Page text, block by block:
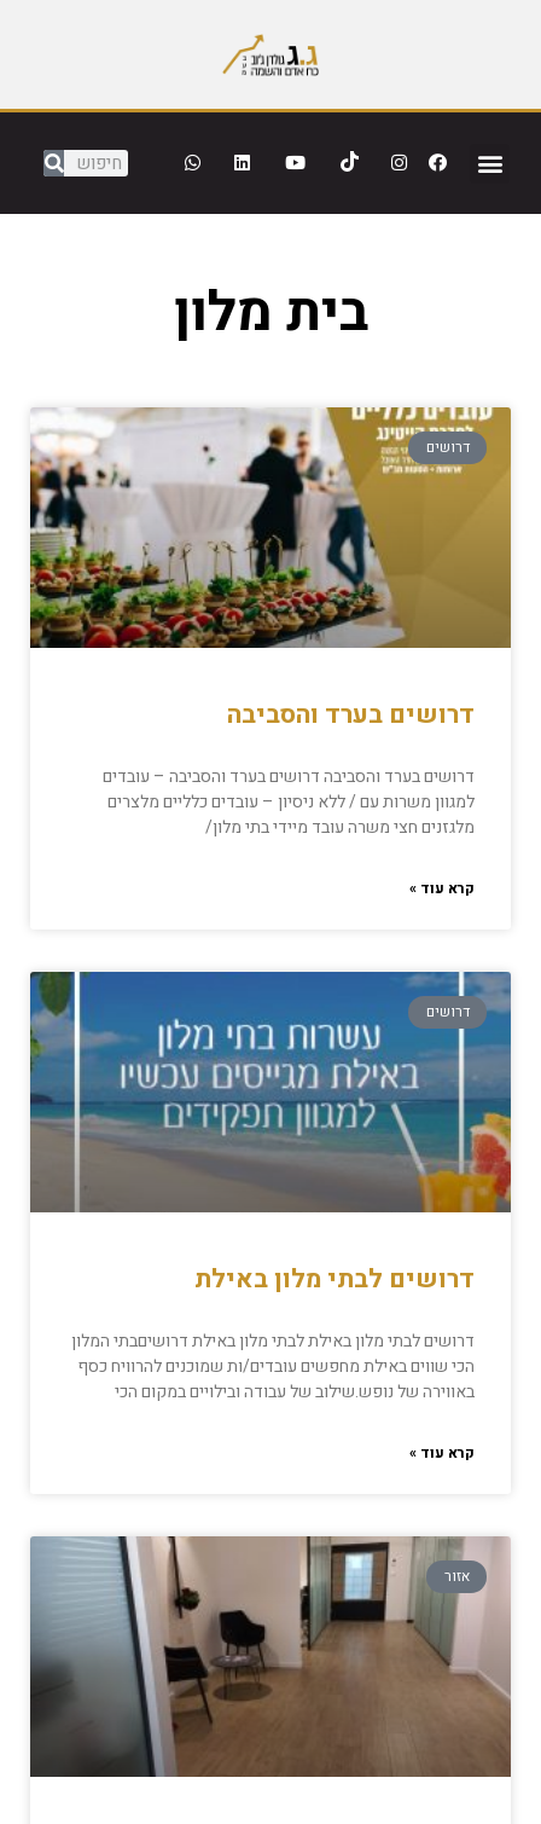
בית מלון
דרושים
דרושים בערד והסביבה
דרושים בערד והסביבה דרושים בערד והסביבה – עובדים
למגוון משרות עם / ללא ניסיון – עובדים כלליים מלצרים
מלגזנים חצי משרה עובד מיידי בתי מלון/
קרא עוד »
דרושים
דרושים לבתי מלון באילת
דרושים לבתי מלון באילת לבתי מלון באילת דרושיםבתי המלון
הכי שווים באילת מחפשים עובדים/ות שמוכנים להרוויח כסף
באווירה של נופש.שילוב של עבודה ובילויים במקום הכי
קרא עוד »
אזור